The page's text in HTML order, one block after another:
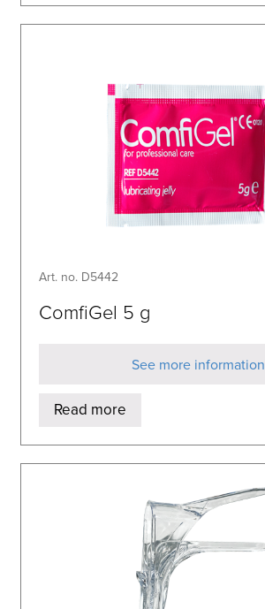
Art. no. D5442
ComfiGel 5 g
See more information
Read more